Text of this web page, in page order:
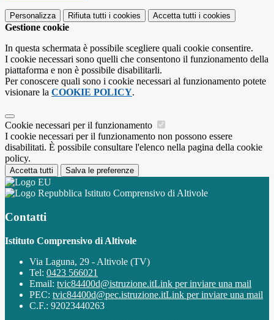
Personalizza Rifiuta tutti i cookies Accetta tutti i cookies
Gestione cookie
In questa schermata è possibile scegliere quali cookie consentire.
I cookie necessari sono quelli che consentono il funzionamento della
piattaforma e non è possibile disabilitarli.
Per conoscere quali sono i cookie necessari al funzionamento potete
visionare la COOKIE POLICY.
Cookie necessari per il funzionamento
I cookie necessari per il funzionamento non possono essere
disabilitati. È possibile consultare l'elenco nella pagina della cookie
policy.
Accetta tutti Salva le preferenze
Istituto Comprensivo di Altivole
Contatti
Istituto Comprensivo di Altivole
Via Laguna, 29 - Altivole (TV)
Tel: 0423 566021
Email: tvic84400d@istruzione.itLink per inviare una mail
PEC: tvic84400d@pec.istruzione.itLink per inviare una mail
C.F.: 92023440263